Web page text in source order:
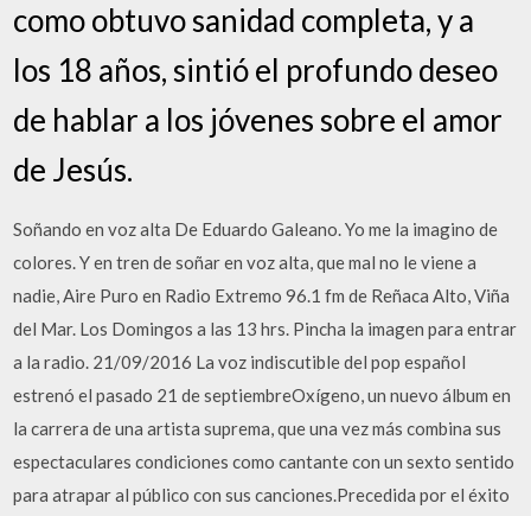
como obtuvo sanidad completa, y a
los 18 años, sintió el profundo deseo
de hablar a los jóvenes sobre el amor
de Jesús.
Soñando en voz alta De Eduardo Galeano. Yo me la imagino de
colores. Y en tren de soñar en voz alta, que mal no le viene a
nadie, Aire Puro en Radio Extremo 96.1 fm de Reñaca Alto, Viña
del Mar. Los Domingos a las 13 hrs. Pincha la imagen para entrar
a la radio. 21/09/2016 La voz indiscutible del pop español
estrenó el pasado 21 de septiembreOxígeno, un nuevo álbum en
la carrera de una artista suprema, que una vez más combina sus
espectaculares condiciones como cantante con un sexto sentido
para atrapar al público con sus canciones.Precedida por el éxito